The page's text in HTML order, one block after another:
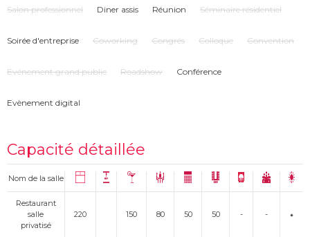
Salon professionnel Diner assis Réunion Séminaire résidentiel
Soirée d'entreprise Coworking Congrés Colloque Convention
Evénement grand public Roadshow Conférence
Evènement digital
Capacité détaillée
Nom de la salle
Restaurant
salle
privatisé
220 150 80 50 50 - -